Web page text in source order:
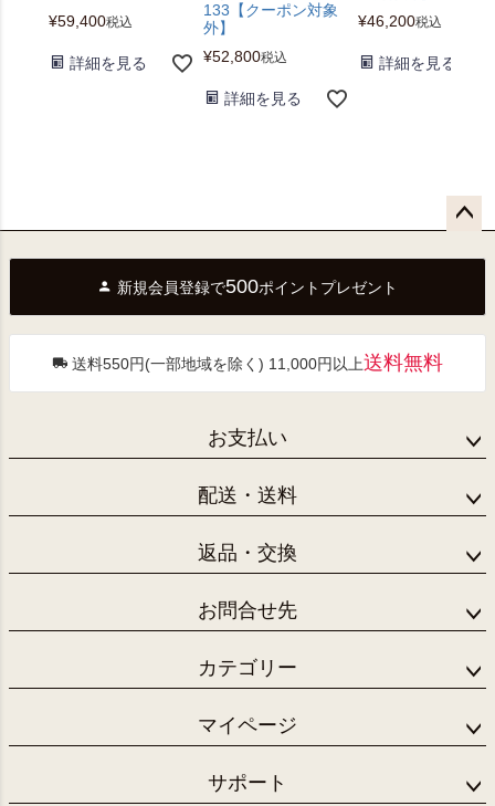
¥59,400税込
詳細を見る
133【クーポン対象
外】
¥52,800税込
詳細を見る
¥46,200税込
詳細を見る
へ
新規会員登録で500ポイントプレゼント
送料550円(一部地域を除く) 11,000円以上送料無料
お支払い
配送・送料
返品・交換
お問合せ先
カテゴリー
マイページ
サポート